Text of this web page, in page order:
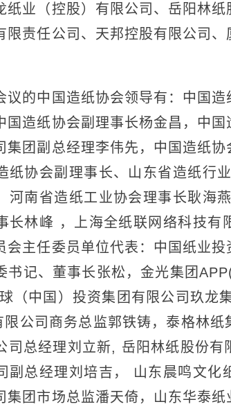
纸业（控股）有限公司、岳阳林纸
限责任公司、天邦控股有限公司
中国造纸协会领导有：中国造
国造纸协会副理事长杨金昌，中
集团副总经理李伟先，中国造纸
纸协会副理事长、山东省造纸行
河南省造纸工业协会理事长耿海
长林峰 ，上海全纸联网络科技有
会主任委员单位代表：中国纸业
书记、董事长张松，金光集团
（中国）投资集团有限公司玖龙
公司商务总监郭铁铸，泰格林纸
司总经理刘立新, 岳阳林纸股份
副总经理刘培吉， 山东晨鸣文化
集团市场总监潘天倚，山东华泰